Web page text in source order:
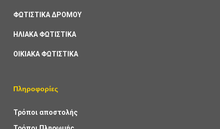
ΦΩΤΙΣΤΙΚΑ ΔΡΟΜΟΥ
ΗΛΙΑΚΑ ΦΩΤΙΣΤΙΚΑ
ΟΙΚΙΑΚΑ ΦΩΤΙΣΤΙΚΑ
Πληροφορίες
Τρόποι αποστολής